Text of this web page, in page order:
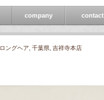
company contact
ロングヘア, 千葉県, 吉祥寺本店